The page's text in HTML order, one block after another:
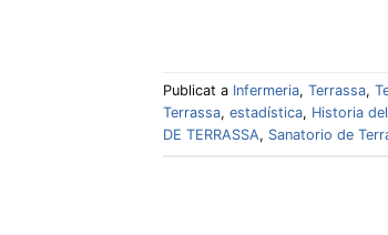
Publicat a Infermeria, Terrassa,
Terrassa, estadística, Historia
DE TERRASSA, Sanatorio de